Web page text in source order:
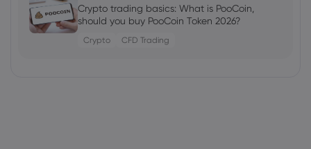
Crypto trading basics: What is PooCoin,
should you buy PooCoin Token 2026?
Crypto CFD Trading